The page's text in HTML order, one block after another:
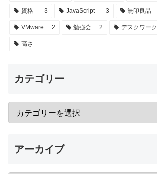
資格 3 JavaScript 3 無印良品
VMware 2 勉強会 2 デスクワーク
高さ
カテゴリー
アーカイブ